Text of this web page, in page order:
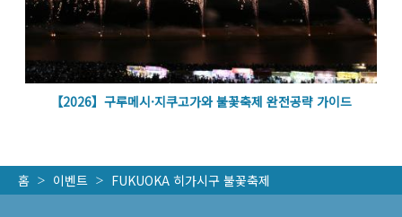
【2026】구루메시·지쿠고가와 불꽃축제 완전공략 가이드
홈 이벤트 FUKUOKA 히가시구 불꽃축제